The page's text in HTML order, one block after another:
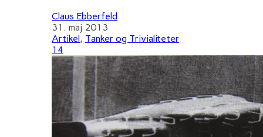
Claus Ebberfeld
31. maj 2013
Artikel , Tanker og Trivialiteter
14